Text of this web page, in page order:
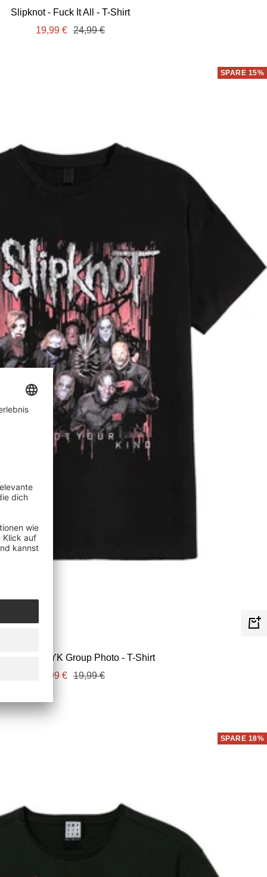
Slipknot - Fuck It All - T-Shirt
Angebotspreis
19,99 € Regulärer
24,99 €
SPARE 15%
- WANYK Group Photo - T-Shirt
Angebotspreis
16,99 € Regulärer
19,99 €
SPARE 18%